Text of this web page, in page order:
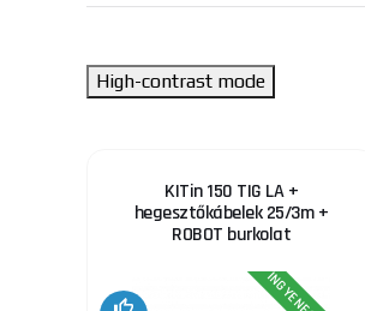
High-contrast mode
KITin 150 TIG LA +
hegesztőkábelek 25/3m +
ROBOT burkolat